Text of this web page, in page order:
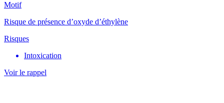
Motif
Risque de présence d’oxyde d’éthylène
Risques
Intoxication
Voir le rappel